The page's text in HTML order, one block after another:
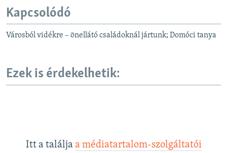
Kapcsolódó
Városból vidékre – önellátó családoknál jártunk; Domóci tanya
Ezek is érdekelhetik:
Itt a találja a médiatartalom-szolgáltatói